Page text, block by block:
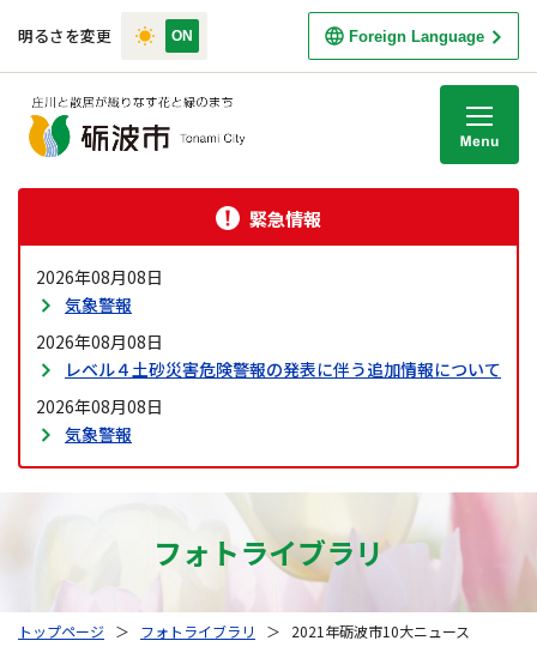
明るさを変更 Foreign Language
緊急情報
2026年08月08日
気象警報
2026年08月08日
レベル４土砂災害危険警報の発表に伴う追加情報について
2026年08月08日
気象警報
フォトライブラリ
トップページ ＞ フォトライブラリ ＞ 2021年砺波市10大ニュース